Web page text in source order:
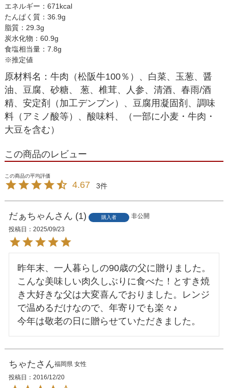
エネルギー：671kcal
たんぱく質：36.9g
脂質：29.3g
炭水化物：60.9g
食塩相当量：7.8g
※推定値
原材料名：牛肉（松阪牛100％）、白菜、玉葱、醤
油、豆腐、砂糖、 葱、椎茸、人参、清酒、春雨/酒
精、安定剤（加工デンプン）、豆腐用凝固剤、調味
料（アミノ酸等）、酸味料、（一部に小麦・牛肉・
大豆を含む）
この商品のレビュー
4.67 3
だぁちゃん 1 購入者
非公開
投稿日
2025/09/23
昨年末、一人暮らしの90歳の父に贈りました。
こんな美味しい肉久しぶりに食べた！とすき焼
き大好きな父は大変喜んでおりました。レンジ
で温めるだけなので、年寄りでも楽々♪
今年は敬老の日に贈らせていただきました。
ちゃた 福岡県 女性
投稿日
2016/12/20